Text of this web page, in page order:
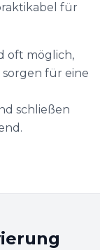
für
oft möglich,
für eine
schließen